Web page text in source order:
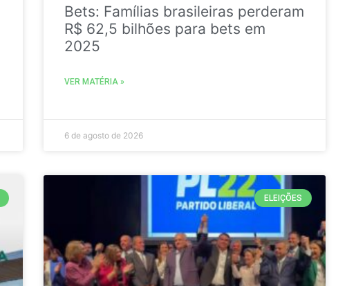
Bets: Famílias brasileiras perderam
R$ 62,5 bilhões para bets em
2025
VER MATÉRIA »
6 de agosto de 2026
ELEIÇÕES